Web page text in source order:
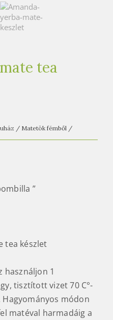
tea
/ Matetök fémből /
”
tea készlet
használjon 1
tisztított vizet 70 C°-
Hagyományos módon
matéval harmadáig a